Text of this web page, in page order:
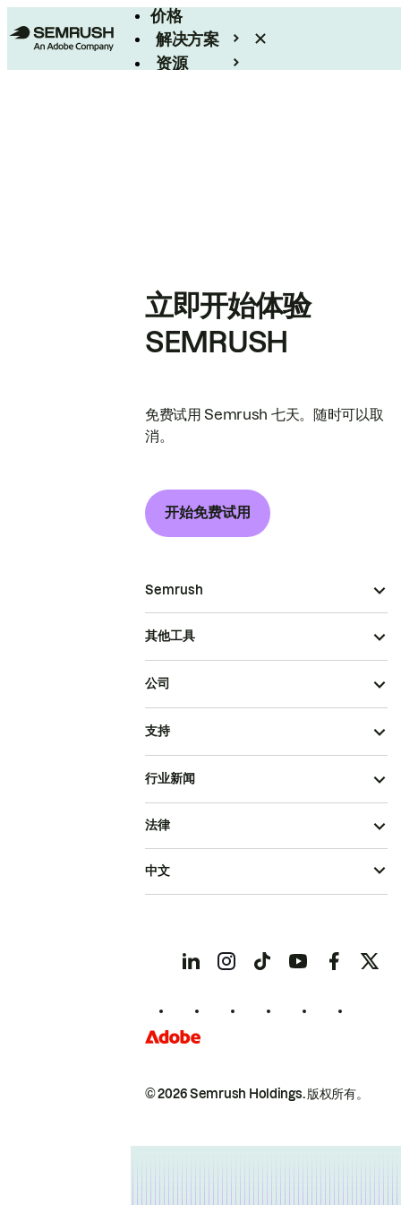
价格
解决方案
资源
立即开始体验
SEMRUSH
免费试用 Semrush 七天。随时可以取
消。
开始免费试用
Semrush
其他工具
公司
支持
行业新闻
© 2026 Semrush Holdings.版权所有。
法律
中文